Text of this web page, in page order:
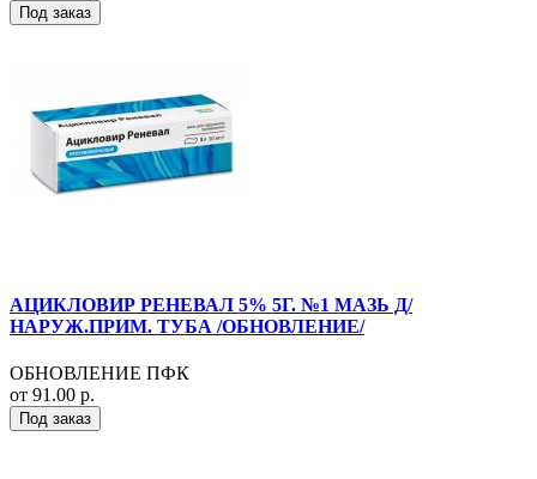
Под заказ
АЦИКЛОВИР РЕНЕВАЛ 5% 5Г. №1 МАЗЬ Д/
НАРУЖ.ПРИМ. ТУБА /ОБНОВЛЕНИЕ/
ОБНОВЛЕНИЕ ПФК
от 91.00 р.
Под заказ